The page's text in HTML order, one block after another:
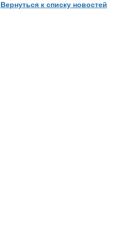
Вернуться к списку новостей